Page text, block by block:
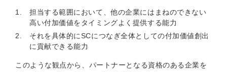
担当する範囲において、他の企業にはまねのできない
高い付加価値をタイミングよく提供する能力
それを具体的にSCにつなぎ全体としての付加価値創出
に貢献できる能力
このような観点から、パートナーとなる資格のある企業を